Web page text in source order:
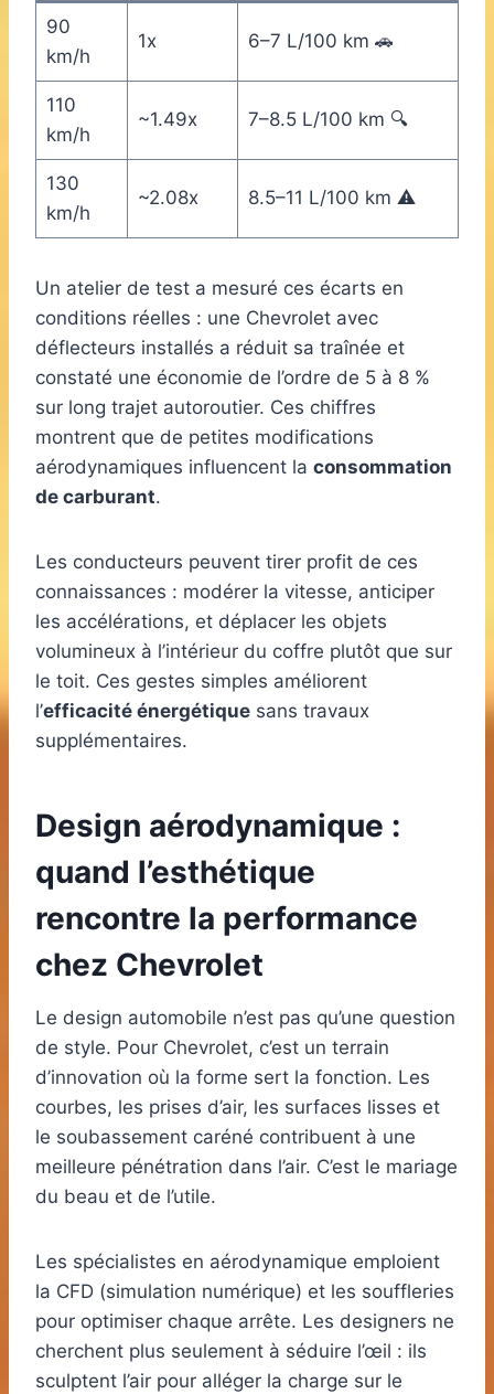
90
km/h
1x 6–7 L/100 km 🚗
110
km/h
~1.49x 7–8.5 L/100 km 🔍
130
km/h
~2.08x 8.5–11 L/100 km ⚠️
Un atelier de test a mesuré ces écarts en
conditions réelles : une Chevrolet avec
déflecteurs installés a réduit sa traînée et
constaté une économie de l’ordre de 5 à 8 %
sur long trajet autoroutier. Ces chiffres
montrent que de petites modifications
aérodynamiques influencent la consommation
de carburant.
Les conducteurs peuvent tirer profit de ces
connaissances : modérer la vitesse, anticiper
les accélérations, et déplacer les objets
volumineux à l’intérieur du coffre plutôt que sur
le toit. Ces gestes simples améliorent
l’efficacité énergétique sans travaux
supplémentaires.
Design aérodynamique :
quand l’esthétique
rencontre la performance
chez Chevrolet
Le design automobile n’est pas qu’une question
de style. Pour Chevrolet, c’est un terrain
d’innovation où la forme sert la fonction. Les
courbes, les prises d’air, les surfaces lisses et
le soubassement caréné contribuent à une
meilleure pénétration dans l’air. C’est le mariage
du beau et de l’utile.
Les spécialistes en aérodynamique emploient
la CFD (simulation numérique) et les souffleries
pour optimiser chaque arrête. Les designers ne
cherchent plus seulement à séduire l’œil : ils
sculptent l’air pour alléger la charge sur le